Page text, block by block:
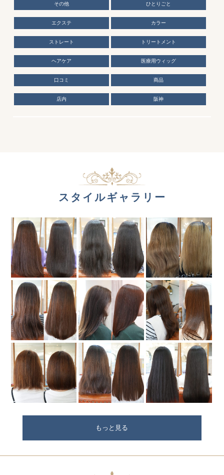
その他 ひとりごと
エクステ カラー
ストレート トリートメント
ヘアケア 医療用ウィッグ
口コミ 商品
店内 阪神
スタイルギャラリー
もっと見る